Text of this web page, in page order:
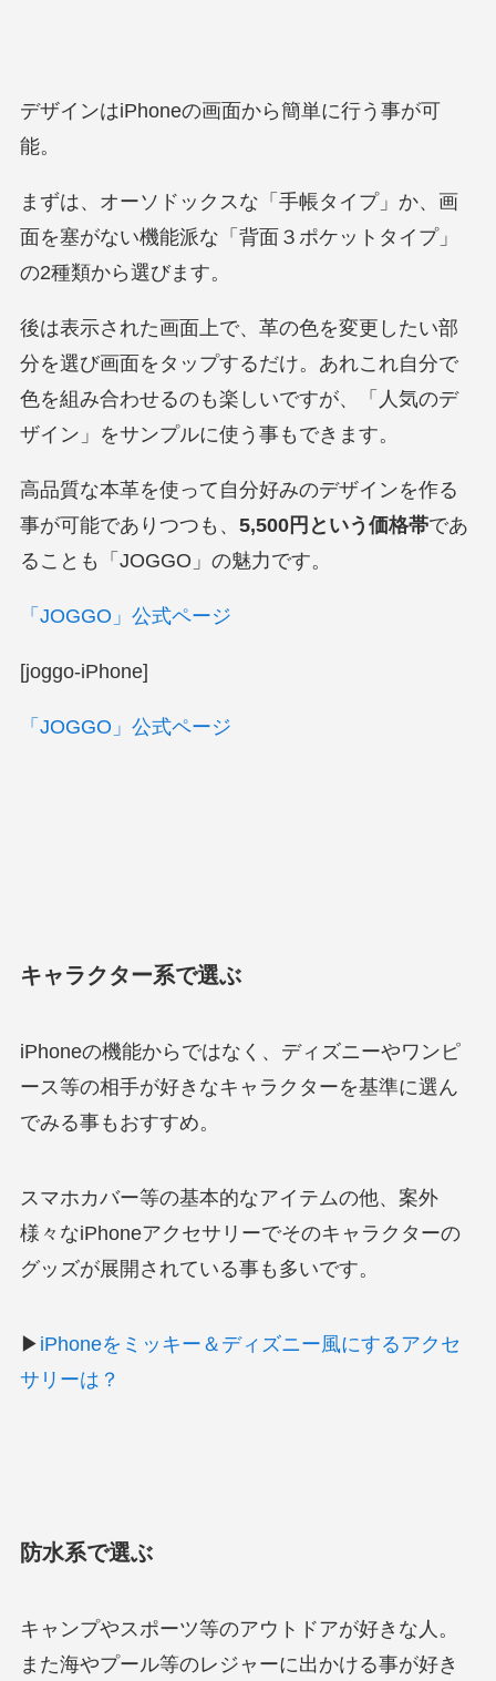
デザインはiPhoneの画面から簡単に行う事が可
能。
まずは、オーソドックスな「手帳タイプ」か、画
面を塞がない機能派な「背面３ポケットタイプ」
の2種類から選びます。
後は表示された画面上で、革の色を変更したい部
分を選び画面をタップするだけ。あれこれ自分で
色を組み合わせるのも楽しいですが、「人気のデ
ザイン」をサンプルに使う事もできます。
高品質な本革を使って自分好みのデザインを作る
事が可能でありつつも、 5,500円という価格帯であ
ることも「JOGGO」の魅力です。
「JOGGO」公式ページ
[joggo-iPhone]
「JOGGO」公式ページ
キャラクター系で選ぶ
iPhoneの機能からではなく、ディズニーやワンピ
ース等の相手が好きなキャラクターを基準に選ん
でみる事もおすすめ。
スマホカバー等の基本的なアイテムの他、案外
様々なiPhoneアクセサリーでそのキャラクターの
グッズが展開されている事も多いです。
▶ iPhoneをミッキー＆ディズニー風にするアクセ
サリーは？
防水系で選ぶ
キャンプやスポーツ等のアウトドアが好きな人。
また海やプール等のレジャーに出かける事が好き